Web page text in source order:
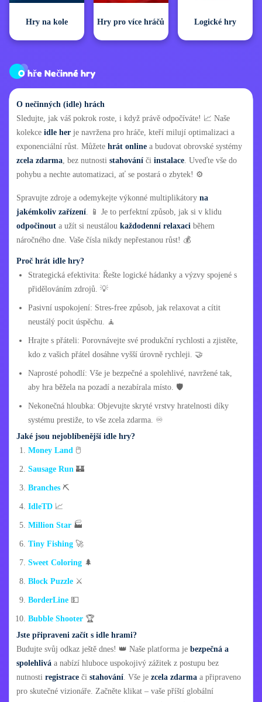
Hry na kole Hry pro více hráčů Logické hry
O hře Nečinné hry
O nečinných (idle) hrách
Sledujte, jak váš pokrok roste, i když právě odpočíváte! 📈 Naše
kolekce idle her je navržena pro hráče, kteří milují optimalizaci a
exponenciální růst. Můžete hrát online a budovat obrovské systémy
zcela zdarma , bez nutnosti stahování či instalace . Uveďte vše do
pohybu a nechte automatizaci, ať se postará o zbytek! ⚙️
Spravujte zdroje a odemykejte výkonné multiplikátory na
jakémkoliv zařízení . 📱 Je to perfektní způsob, jak si v klidu
odpočinout a užít si neustálou každodenní relaxaci během
náročného dne. Vaše čísla nikdy nepřestanou růst! 💰
Proč hrát idle hry?
Strategická efektivita: Řešte logické hádanky a výzvy spojené s
přidělováním zdrojů. 💡
Pasivní uspokojení: Stres-free způsob, jak relaxovat a cítit
neustálý pocit úspěchu. 🧘
Hrajte s přáteli: Porovnávejte své produkční rychlosti a zjistěte,
kdo z vašich přátel dosáhne vyšší úrovně rychleji. 🤝
Naprosté pohodlí: Vše je bezpečné a spolehlivé, navržené tak,
aby hra běžela na pozadí a nezabírala místo. 🛡️
Nekonečná hloubka: Objevujte skryté vrstvy hratelnosti díky
systému prestiže, to vše zcela zdarma. ♾️
Jaké jsou nejoblíbenější idle hry?
Money Land 🖱️
Sausage Run 🏰
Branches ⛏️
IdleTD 📈
Million Star 🏭
Tiny Fishing 🚀
Sweet Coloring 🌲
Block Puzzle ⚔️
BorderLine 💵
Bubble Shooter 🏆
Jste připraveni začít s idle hrami?
Budujte svůj odkaz ještě dnes! 👑 Naše platforma je bezpečná a
spolehlivá a nabízí hluboce uspokojivý zážitek z postupu bez
nutnosti registrace či stahování . Vše je zcela zdarma a připraveno
pro skutečné vizionáře. Začněte klikat – vaše příští globální